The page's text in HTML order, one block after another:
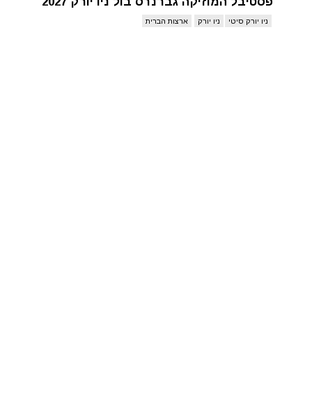
ניו יורק סיטי ניו יורק ארצות הברית